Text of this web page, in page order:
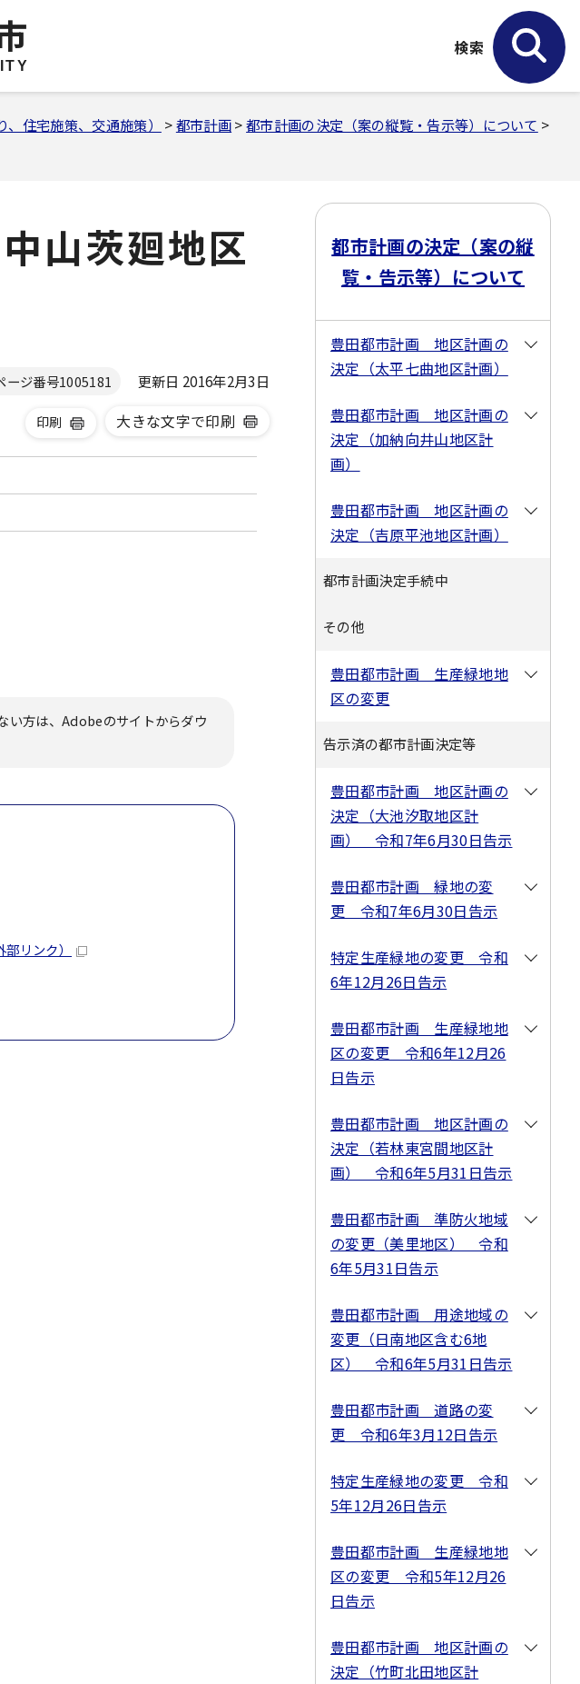
検索
住宅施策、交通施策） >都市計画>都市計画の決定（案の縦覧・告示等）について >
山茨廻地区
ージ番号1005181 更新日 2016年2月3日
印刷 大きな文字で印刷
い方は、Adobeのサイトからダウ
リンク）
都市計画の決定（案の縦
覧・告示等）について
豊田都市計画 地区計画の
決定（太平七曲地区計画）
豊田都市計画 地区計画の
決定（加納向井山地区計
画）
豊田都市計画 地区計画の
決定（吉原平池地区計画）
都市計画決定手続中
その他
豊田都市計画 生産緑地地
区の変更
告示済の都市計画決定等
豊田都市計画 地区計画の
決定（大池汐取地区計
画） 令和7年6月30日告示
豊田都市計画 緑地の変
更 令和7年6月30日告示
特定生産緑地の変更 令和
6年12月26日告示
豊田都市計画 生産緑地地
区の変更 令和6年12月26
日告示
豊田都市計画 地区計画の
決定（若林東宮間地区計
画） 令和6年5月31日告示
豊田都市計画 準防火地域
の変更（美里地区） 令和
6年5月31日告示
豊田都市計画 用途地域の
変更（日南地区含む6地
区） 令和6年5月31日告示
豊田都市計画 道路の変
更 令和6年3月12日告示
特定生産緑地の変更 令和
5年12月26日告示
豊田都市計画 生産緑地地
区の変更 令和5年12月26
日告示
豊田都市計画 地区計画の
決定（竹町北田地区計